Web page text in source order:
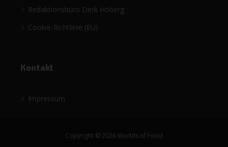
Redaktionsbüro Derk Hoberg
Cookie-Richtlinie (EU)
Kontakt
Impressum
Copyright © 2026 Worlds of Food